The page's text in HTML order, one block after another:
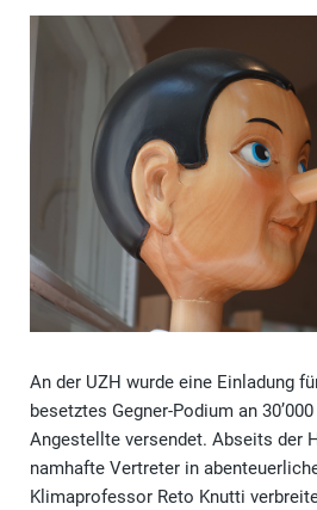
An der UZH wurde eine Einladung
besetztes Gegner-Podium an
Angestellte versendet. Abseits der
namhafte Vertreter in
Klimaprofessor Reto Knutti